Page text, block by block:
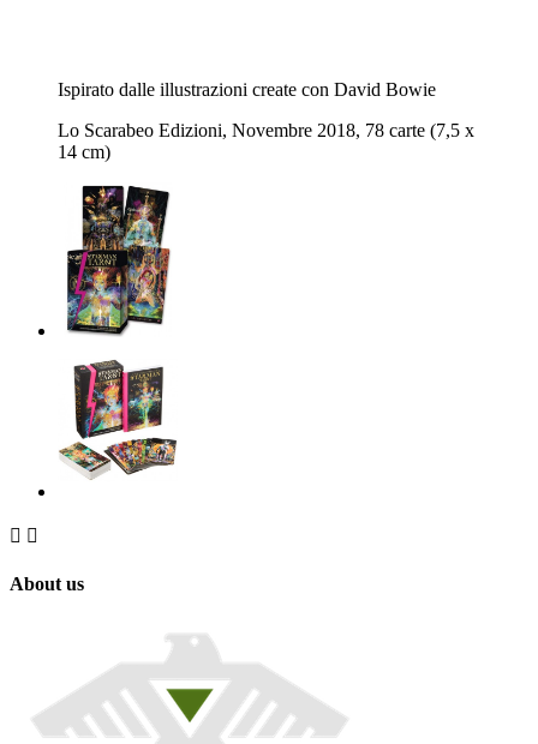
Ispirato dalle illustrazioni create con David Bowie
Lo Scarabeo Edizioni, Novembre 2018, 78 carte (7,5 x
14 cm)
 
About us